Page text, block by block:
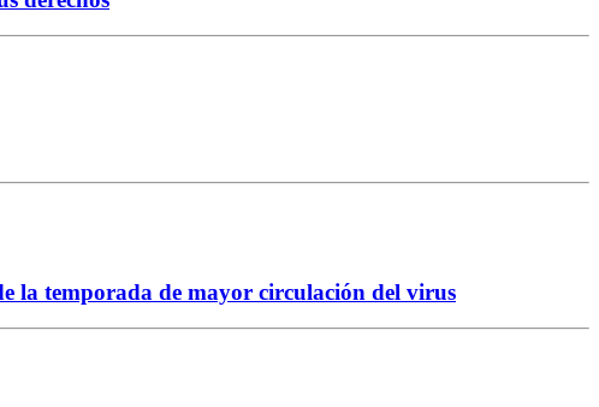
la temporada de mayor circulación del virus